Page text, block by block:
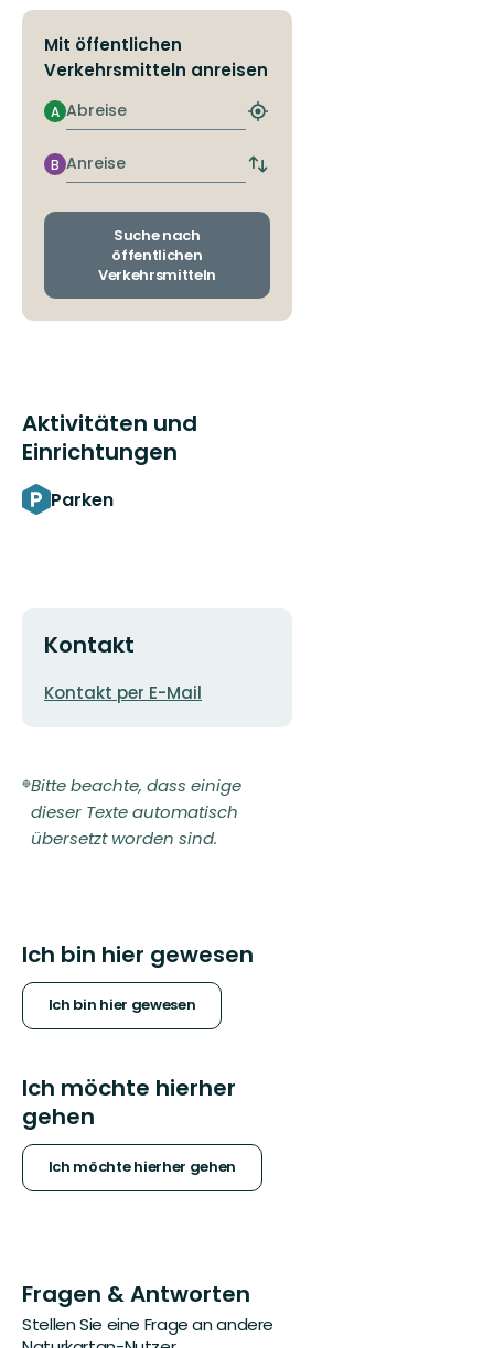
Mit öffentlichen
Verkehrsmitteln anreisen
Abreise
A
Nächstgelegene
finden
Anreise
B
Abfahrts-
Ankunftshaltestellen
Suche nach
öffentlichen
Verkehrsmitteln
Aktivitäten und
Einrichtungen
Parken
Kontakt
E-
Kontakt per E-Mail
Bitte beachte, dass einige
dieser Texte automatisch
übersetzt worden sind.
Ich bin hier gewesen
Ich bin hier gewesen
Ich möchte hierher
gehen
Ich möchte hierher gehen
Fragen & Antworten
Stellen Sie eine Frage an andere